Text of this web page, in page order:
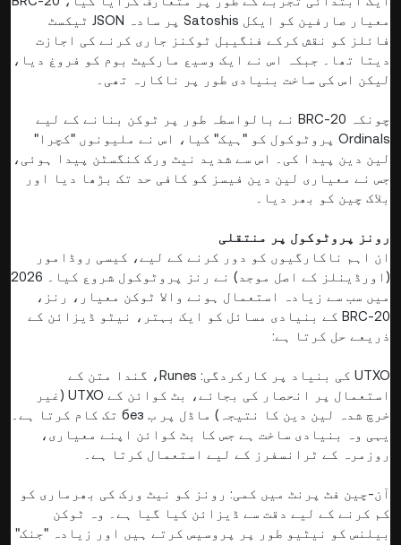
معیار صارفین کو ایکل Satoshis پر سادہ JSON ٹیکسٹ
فائلز کو نقش کرکے فنگیبل ٹوکنز جاری کرنے کی اجازت
دیتا تھا۔ جبکہ اس نے ایک وسیع مارکیٹ بوم کو فروغ دیا،
لیکن اس کی ساخت بنیادی طور پر ناکارہ تھی۔
چونکہ BRC-20 نے بالواسطہ طور پر ٹوکن بنانے کے لیے
Ordinals پروٹوکول کو "ہیک" کیا، اس نے ملیونوں "کچرا"
لین دین پیدا کی۔ اس سے شدید نیٹ ورک کنگسٹن پیدا ہوئی،
جس نے معیاری لین دین فیسز کو کافی حد تک بڑھا دیا اور
بلاک چین کو بھر دیا۔
رونز پروٹوکول پر منتقلی
ان اہم ناکارگیوں کو دور کرنے کے لیے، کیسی روڈامور
(اورڈینلز کے اصل موجد) نے رنز پروٹوکول شروع کیا۔ 2026
میں سب سے زیادہ استعمال ہونے والا ٹوکن معیار، رنز،
BRC-20 کے بنیادی مسائل کو ایک بہتر، نیٹو ڈیزائن کے
ذریعے حل کرتا ہے:
UTXO کی بنیاد پر کارکردگی: Runes، گندا متن کے
استعمال پر انحصار کی بجائے، بٹ کوائن کے UTXO (غیر
خرچ شدہ لین دین کا نتیجہ) ماڈل پر ب без تک کام کرتا ہے۔
یہی وہ بنیادی ساخت ہے جس کا بٹ کوائن اپنے معیاری،
روزمرہ کے ٹرانسفرز کے لیے استعمال کرتا ہے۔
آن-چین فٹ پرنٹ میں کمی: رونز کو نیٹ ورک کی بھرماری کو
کم کرنے کے لیے دقت سے ڈیزائن کیا گیا ہے۔ وہ ٹوکن
بیلنس کو نیٹیو طور پر پروسیس کرتے ہیں اور زیادہ "جنک"